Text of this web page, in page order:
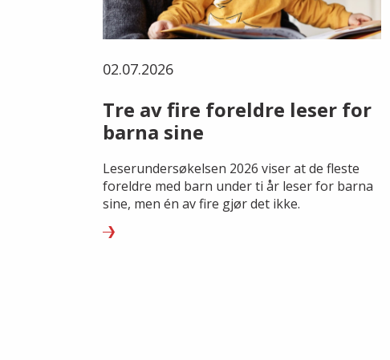
02.07.2026
Tre av fire foreldre leser for
barna sine
Leserundersøkelsen 2026 viser at de fleste
foreldre med barn under ti år leser for barna
sine, men én av fire gjør det ikke.